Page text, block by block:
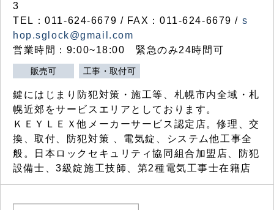
3
TEL：011-624-6679 / FAX：011-624-6679 / s
hop.sglock@gmail.com
営業時間：9:00~18:00 緊急のみ24時間可
販売可 工事・取付可
鍵にはじまり防犯対策・施工等、札幌市内全域・札
幌近郊をサービスエリアとしております。
ＫＥＹＬＥＸ他メーカーサービス認定店。修理、交
換、取付、防犯対策 、電気錠、システム他工事全
般。日本ロックセキュリティ協同組合加盟店、防犯
設備士、3級錠施工技師、第2種電気工事士在籍店